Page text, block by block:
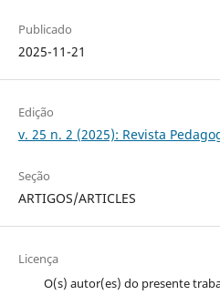
Publicado
2025-11-21
Edição
v. 25 n. 2 (2025): Revista
Seção
ARTIGOS/ARTICLES
Licença
O(s) autor(es) do presente